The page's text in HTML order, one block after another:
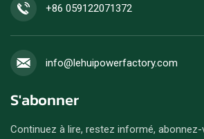
+86 059122071372
info@lehuipowerfactory.com
S'abonner
Continuez à lire, restez informé,